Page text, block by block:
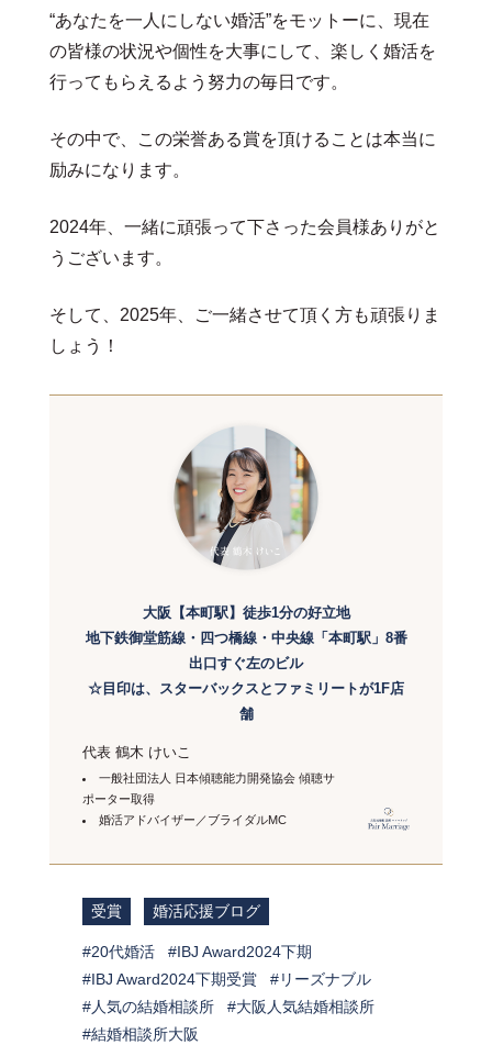
“あなたを一人にしない婚活”をモットーに、現在
の皆様の状況や個性を大事にして、楽しく婚活を
行ってもらえるよう努力の毎日です。
その中で、この栄誉ある賞を頂けることは本当に
励みになります。
2024年、一緒に頑張って下さった会員様ありがと
うございます。
そして、2025年、ご一緒させて頂く方も頑張りま
しょう！
大阪【本町駅】徒歩1分の好立地
地下鉄御堂筋線・四つ橋線・中央線「本町駅」8番
出口すぐ左のビル
☆目印は、スターバックスとファミリートが1F店
舗
代表 鶴木 けいこ
一般社団法人 日本傾聴能力開発協会 傾聴サ
ポーター取得
婚活アドバイザー／ブライダルMC
受賞 婚活応援ブログ
20代婚活
IBJ Award2024下期
IBJ Award2024下期受賞
リーズナブル
人気の結婚相談所
大阪人気結婚相談所
結婚相談所大阪